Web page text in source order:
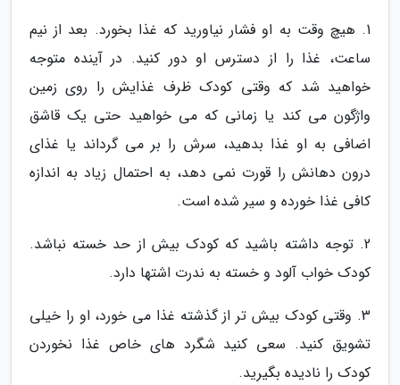
1. هیچ وقت به او فشار نیاورید که غذا بخورد. بعد از نیم
ساعت، غذا را از دسترس او دور کنید. در آینده متوجه
خواهید شد که وقتی کودک ظرف غذایش را روی زمین
واژگون می کند یا زمانی که می خواهید حتی یک قاشق
اضافی به او غذا بدهید، سرش را بر می گرداند یا غذای
درون دهانش را قورت نمی دهد، به احتمال زیاد به اندازه
کافی غذا خورده و سیر شده است.
2. توجه داشته باشید که کودک بیش از حد خسته نباشد.
کودک خواب آلود و خسته به ندرت اشتها دارد.
3. وقتی کودک بیش تر از گذشته غذا می خورد، او را خیلی
تشویق کنید. سعی کنید شگرد های خاص غذا نخوردن
کودک را نادیده بگیرید.